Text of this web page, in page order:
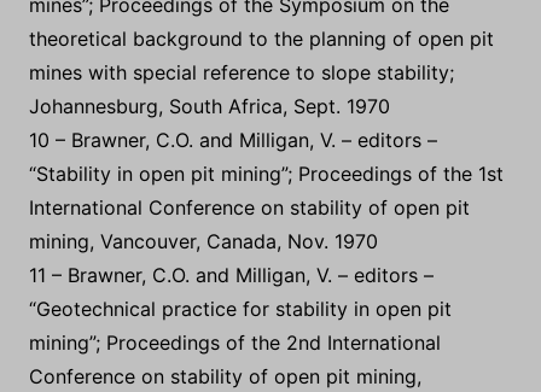
10 – Brawner, C.O. and Milligan, V. – editors –
“Stability in open pit mining”; Proceedings of the 1st
International Conference on stability of open pit
mining, Vancouver, Canada, Nov. 1970
11 – Brawner, C.O. and Milligan, V. – editors –
“Geotechnical practice for stability in open pit
mining”; Proceedings of the 2nd International
Conference on stability of open pit mining,
Vancouver, Canada, Nov. 1971
12 – Brawner, C.O. and Dorling, I.P.F. – editors –
“Stability in coal mining”; Proceedings of the 1st